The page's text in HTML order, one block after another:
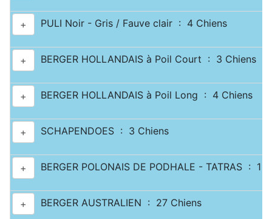
+ PULI Noir - Gris / Fauve clair : 4 Chiens
+ BERGER HOLLANDAIS à Poil Court : 3 Chiens
+ BERGER HOLLANDAIS à Poil Long : 4 Chiens
+ SCHAPENDOES : 3 Chiens
+ BERGER POLONAIS DE PODHALE - TATRAS : 1
+ BERGER AUSTRALIEN : 27 Chiens